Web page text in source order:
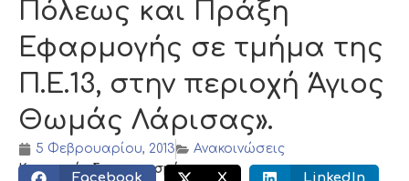
Πόλεως και Πράξη
Εφαρμογής σε τμήμα της
Π.Ε.13, στην περιοχή Άγιος
Θωμάς Λάρισας».
5 Φεβρουαρίου, 2013
Ανακοινώσεις
Κοινωνικός διαμοιρασμός: